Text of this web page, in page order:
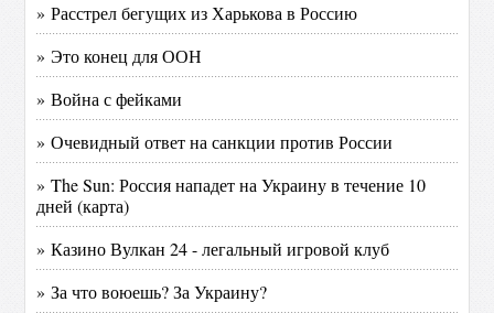
» Расстрел бегущих из Харькова в Россию
» Это конец для ООН
» Война с фейками
» Очевидный ответ на санкции против России
» The Sun: Россия нападет на Украину в течение 10
дней (карта)
» Казино Вулкан 24 - легальный игровой клуб
» За что воюешь? За Украину?